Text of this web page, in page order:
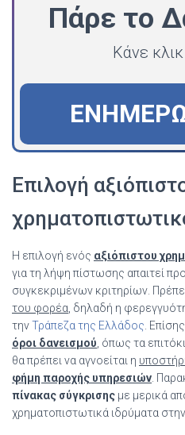
Πάρε το
Κάνε
Επιλογή
Η επιλογή ενός αξιόπιστου
για τη λήψη πίστωσης απαιτεί
συγκεκριμένων κριτηρίων.
του φορέα , δηλαδή η
τηνΤράπεζα της Ελλάδος .
όροι δανεισμού , όπως τα
θα πρέπει να αγνοείται η
φήμη παροχής υπηρεσιών .
πίνακας σύγκρισης με μερικά
χρηματοπιστωτικά ιδρύματα